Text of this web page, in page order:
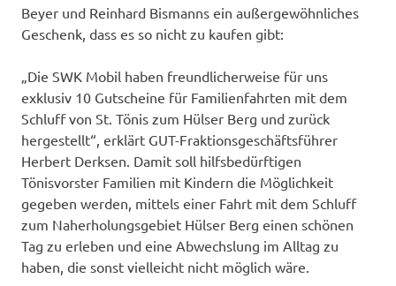
Beyer und Reinhard Bismanns ein außergewöhnliches
Geschenk, dass es so nicht zu kaufen gibt:
„Die SWK Mobil haben freundlicherweise für uns
exklusiv 10 Gutscheine für Familienfahrten mit dem
Schluff von St. Tönis zum Hülser Berg und zurück
hergestellt“, erklärt GUT-Fraktionsgeschäftsführer
Herbert Derksen. Damit soll hilfsbedürftigen
Tönisvorster Familien mit Kindern die Möglichkeit
gegeben werden, mittels einer Fahrt mit dem Schluff
zum Naherholungsgebiet Hülser Berg einen schönen
Tag zu erleben und eine Abwechslung im Alltag zu
haben, die sonst vielleicht nicht möglich wäre.